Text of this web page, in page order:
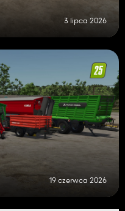
3 lipca 2026
19 czerwca 2026